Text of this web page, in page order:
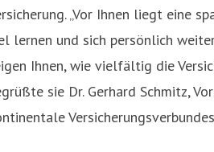
„Vor Ihnen liegt eine
lernen und sich persönlich
Ihnen, wie vielfältig die
sie Dr. Gerhard Schmitz,